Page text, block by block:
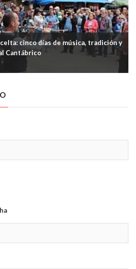
cinco días de música, tradición y
Cantábrico